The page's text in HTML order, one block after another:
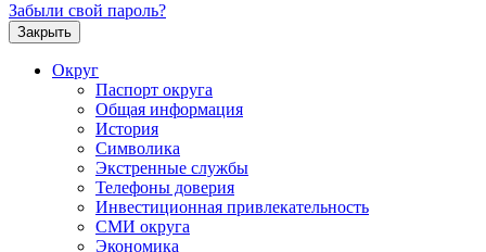
Забыли свой пароль?
Закрыть
Округ
Паспорт округа
Общая информация
История
Символика
Экстренные службы
Телефоны доверия
Инвестиционная привлекательность
СМИ округа
Экономика